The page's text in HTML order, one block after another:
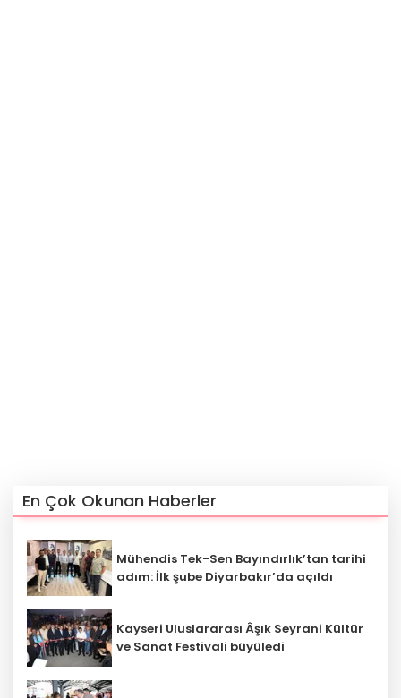
En Çok Okunan Haberler
Mühendis Tek-Sen Bayındırlık’tan tarihi
adım: İlk şube Diyarbakır’da açıldı
Kayseri Uluslararası Âşık Seyrani Kültür
ve Sanat Festivali büyüledi